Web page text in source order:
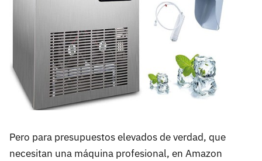
Pero para presupuestos elevados de verdad, que
necesitan una máquina profesional, en Amazon